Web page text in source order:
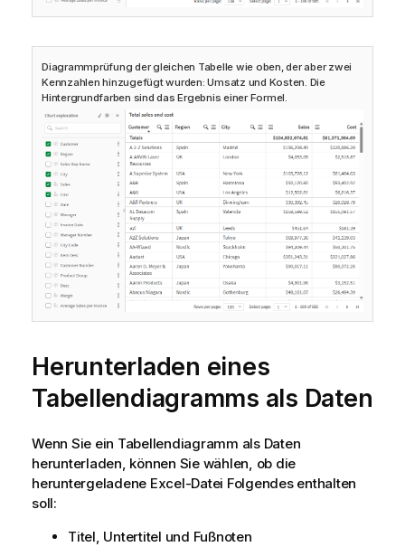
Diagrammprüfung der gleichen Tabelle wie oben, der aber zwei
Kennzahlen hinzugefügt wurden: Umsatz und Kosten. Die
Hintergrundfarben sind das Ergebnis einer Formel.
Herunterladen eines
Tabellendiagramms als Daten
Wenn Sie ein Tabellendiagramm als Daten
herunterladen, können Sie wählen, ob die
heruntergeladene Excel-Datei Folgendes enthalten
soll:
Titel, Untertitel und Fußnoten